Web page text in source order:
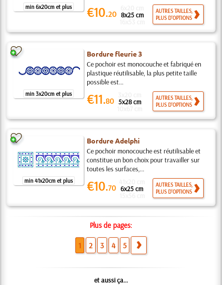
min 6x20cm et plus €10.20 8x25 cm
AUTRES TAILLES,
PLUS D'OPTIONS
min 3x20cm et plus
Bordure fleurie 3
Ce pochoir est monocouche et fabriqué en
plastique réutilisable, la plus petite taille
possible est...
€11.80 5x28 cm
AUTRES TAILLES,
PLUS D'OPTIONS
min 41x20cm et plus
Bordure Adelphi
Ce pochoir monocouche est réutilisable et
constitue un bon choix pour travailler sur
toutes les surfaces,...
€10.70 6x25 cm
AUTRES TAILLES,
PLUS D'OPTIONS
Plus de pages:
1 2 3 4 5
et aussi ça...